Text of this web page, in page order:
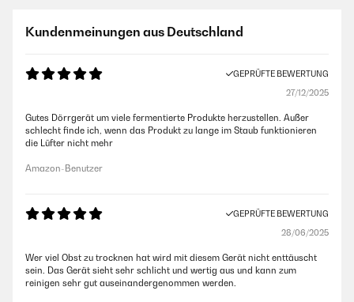
Kundenmeinungen aus Deutschland
GEPRÜFTE BEWERTUNG
27/12/2025
Gutes Dörrgerät um viele fermentierte Produkte herzustellen. Außer
schlecht finde ich, wenn das Produkt zu lange im Staub funktionieren
die Lüfter nicht mehr
Amazon-Benutzer
GEPRÜFTE BEWERTUNG
28/06/2025
Wer viel Obst zu trocknen hat wird mit diesem Gerät nicht enttäuscht
sein. Das Gerät sieht sehr schlicht und wertig aus und kann zum
reinigen sehr gut auseinandergenommen werden.